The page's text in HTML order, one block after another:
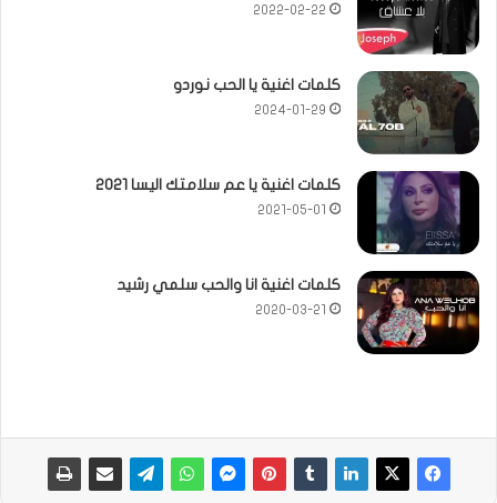
2022-02-22
كلمات اغنية يا الحب نوردو
2024-01-29
كلمات اغنية يا عم سلامتك اليسا 2021
2021-05-01
كلمات اغنية انا والحب سلمي رشيد
2020-03-21